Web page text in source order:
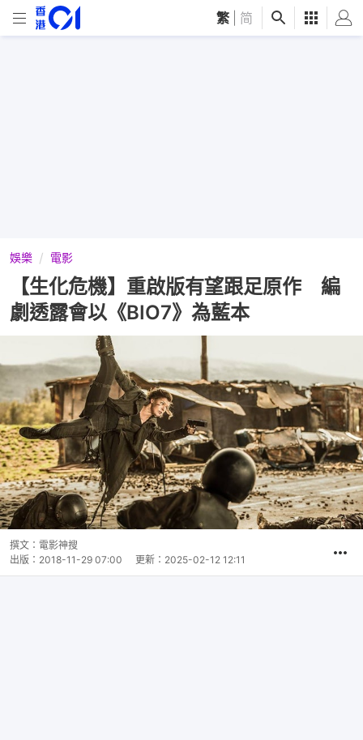
繁 简
娛樂 電影
【生化危機】重啟版有望跟足原作 編
劇透露會以《BIO7》為藍本
撰文： 電影神搜
出版： 2018-11-29 07:00 更新： 2025-02-12 12:11